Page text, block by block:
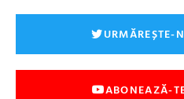
URMĂREȘTE-
ABONEAZĂ-